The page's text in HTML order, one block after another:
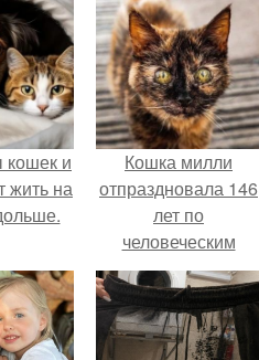
кошек и
жить на
Кошка милли
отпраздновала 146
лет по
человеческим
Меркам и
претендует на
звание самой
старой в мире.